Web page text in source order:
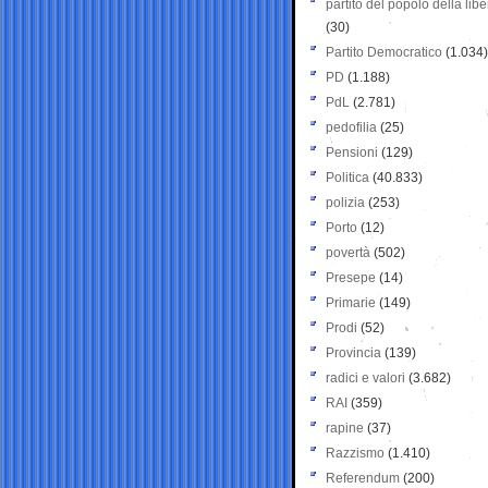
partito del popolo della
(30)
Partito Democratico (1.034)
PD (1.188)
PdL (2.781)
pedofilia (25)
Pensioni (129)
Politica (40.833)
polizia (253)
Porto (12)
povertà (502)
Presepe (14)
Primarie (149)
Prodi (52)
Provincia (139)
radici e valori (3.682)
RAI (359)
rapine (37)
Razzismo (1.410)
Referendum (200)